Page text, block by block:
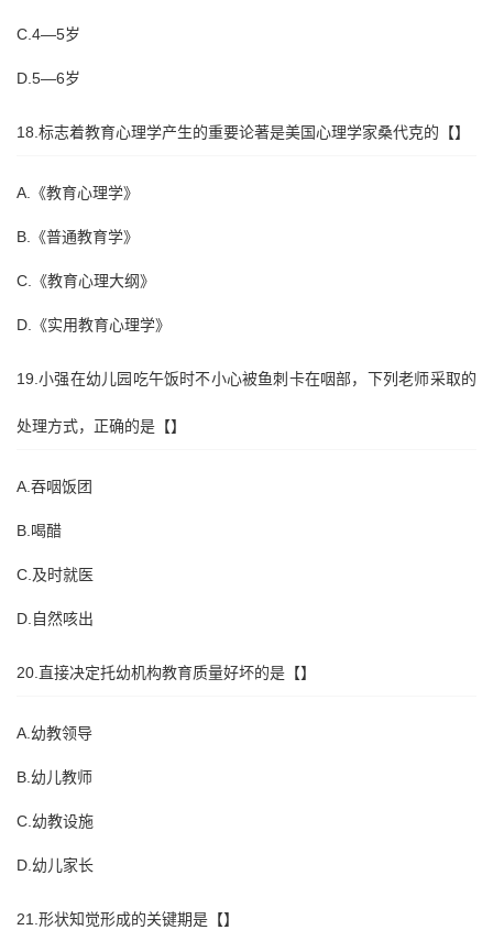
C.4—5岁
D.5—6岁
18.标志着教育心理学产生的重要论著是美国心理学家桑代克的【】
A.《教育心理学》
B.《普通教育学》
C.《教育心理大纲》
D.《实用教育心理学》
19.小强在幼儿园吃午饭时不小心被鱼刺卡在咽部，下列老师采取的
处理方式，正确的是【】
A.吞咽饭团
B.喝醋
C.及时就医
D.自然咳出
20.直接决定托幼机构教育质量好坏的是【】
A.幼教领导
B.幼儿教师
C.幼教设施
D.幼儿家长
21.形状知觉形成的关键期是【】